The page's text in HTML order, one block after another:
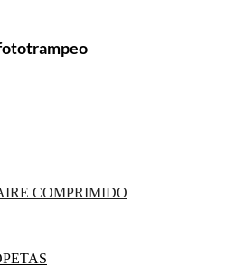
COMPRIMIDO